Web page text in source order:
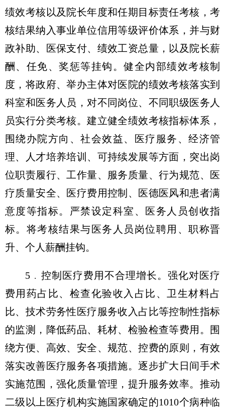
绩效考核以及院长年度和任期目标责任考核，考
核结果纳入事业单位信用等级评价体系，并与财
政补助、医保支付、绩效工资总量，以及院长薪
酬、任免、奖惩等挂钩。健全内部绩效考核制
度，将政府、举办主体对医院的绩效考核落实到
科室和医务人员，对不同岗位、不同职级医务人
员实行分类考核。建立健全绩效考核指标体系，
围绕办院方向、社会效益、医疗服务、经济管
理、人才培养培训、可持续发展等方面，突出岗
位职责履行、工作量、服务质量、行为规范、医
疗质量安全、医疗费用控制、医德医风和患者满
意度等指标。严禁设定科室、医务人员创收指
标。将考核结果与医务人员岗位聘用、职称晋
升、个人薪酬挂钩。
5﹒控制医疗费用不合理增长。强化对医疗
费用药占比、检查化验收入占比、卫生材料占
比、技术劳务性医疗服务收入占比等控制性指标
的监测，降低药品、耗材、检验检查等费用。围
绕方便、高效、安全、规范、控费的原则，有效
落实改善医疗服务各项措施。逐步扩大日间手术
实施范围，强化质量管理，提升服务效率。推动
二级以上医疗机构实施国家确定的1010个病种临